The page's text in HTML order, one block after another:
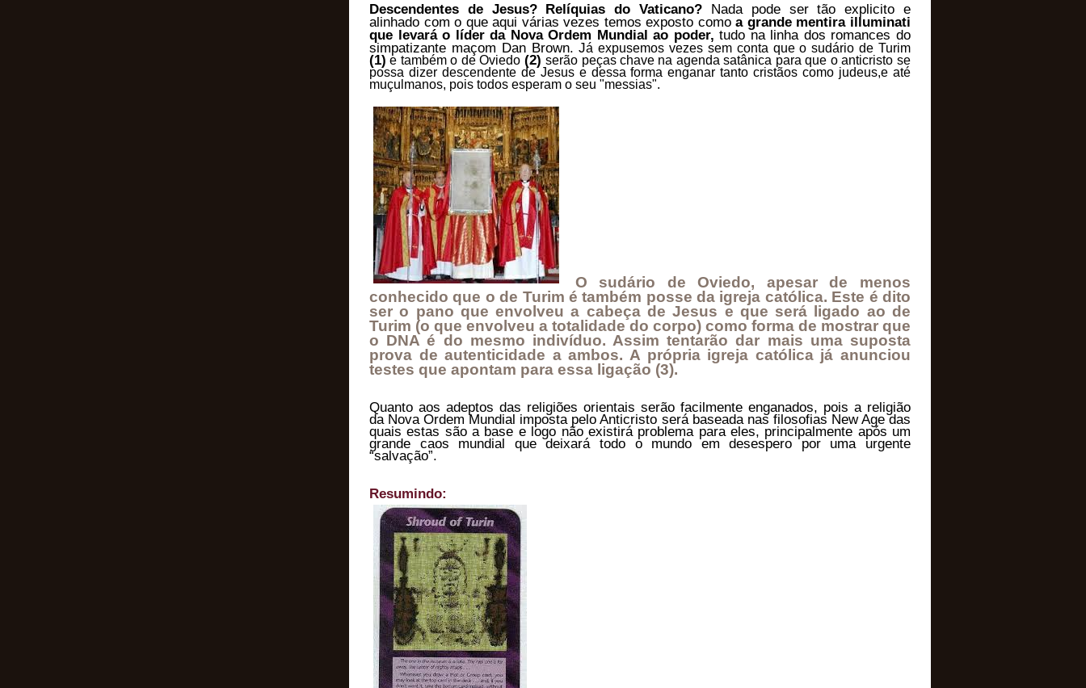
Descendentes de Jesus? Relíquias do Vaticano? Nada pode ser tão explicito e
alinhado com o que aqui várias vezes temos exposto comoa grande mentira illuminati
que levará o líder da Nova Ordem Mundial ao poder, tudo na linha dos romances do
simpatizante maçom Dan Brown. Já expusemos vezes sem conta que o sudário de Turim
(1) e também o de Oviedo (2)serão peças chave na agenda satânica para que o anticristo se
possa dizer descendente de Jesus e dessa forma enganar tanto cristãos como judeus,e até
muçulmanos, pois todos esperam o seu "messias".
O sudário de Oviedo, apesar de menos
conhecido que o de Turim é também posse da igreja católica. Este é dito
ser o pano que envolveu a cabeça de Jesus e que será ligado ao de
Turim (o que envolveu a totalidade do corpo) como forma de mostrar que
o DNA é do mesmo indivíduo. Assim tentarão dar mais uma suposta
prova de autenticidade a ambos. A própria igreja católica já anunciou
testes que apontam para essa ligação (3).
Quanto aos adeptos das religiões orientais serão facilmente enganados, pois a religião
da Nova Ordem Mundial imposta pelo Anticristo será baseada nas filosofias New Age das
quais estas são a base e logo não existirá problema para eles, principalmente após um
grande caos mundial que deixará todo o mundo em desespero por uma urgente
“salvação”.
Resumindo: